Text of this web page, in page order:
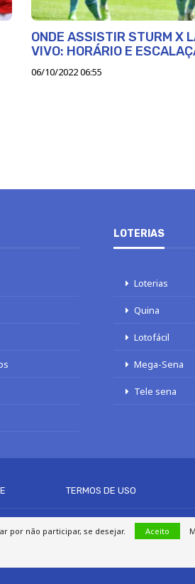
ONDE ASSISTIR STURM X
VIVO: HORÁRIO E
06/10/2022 06:55
LOTERIAS
Loterias
Quina
Lotofácil
Mega-Sena
Tele sena
TERMOS DE USO
por não participar, se desejar. Aceito